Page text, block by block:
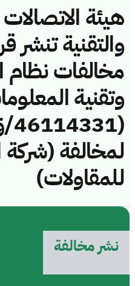
هيئة
والتقنية تنشر
مخالفات نظام
وتقنية
لمخالفة (شركة
للمقاولات)
نشر مخالفة